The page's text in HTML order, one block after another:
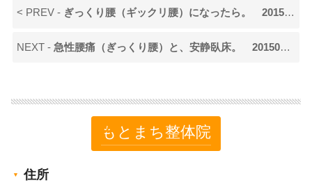
< PREV - ぎっくり腰（ギックリ腰）になったら。 20150828
NEXT -急性腰痛（ぎっくり腰）と、安静臥床。 20150916
info_outline
もとまち整体院
住所